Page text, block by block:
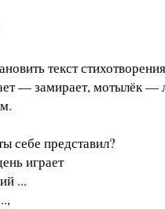
текст
— замирает, мотылёк —
себе представил?
играет
...